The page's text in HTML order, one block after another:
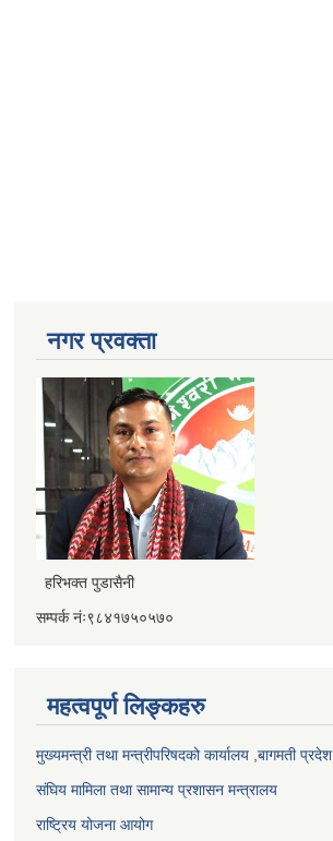
नगर प्रवक्ता
हरिभक्त पुडासैनी
सम्पर्क नंः९८४१७५०५७०
महत्वपूर्ण लिङ्कहरु
मुख्यमन्त्री तथा मन्त्रीपरिषदको कार्यालय ,बागमती प्रदेश
संघिय मामिला तथा सामान्य प्रशासन मन्त्रालय
राष्ट्रिय योजना आयोग